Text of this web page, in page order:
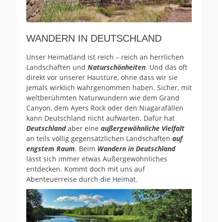
WANDERN IN DEUTSCHLAND
Unser Heimatland ist reich – reich an herrlichen
Landschaften und Naturschönheiten. Und das oft
direkt vor unserer Haustüre, ohne dass wir sie
jemals wirklich wahrgenommen haben. Sicher, mit
weltberühmten Naturwundern wie dem Grand
Canyon, dem Ayers Rock oder den Niagarafällen
kann Deutschland nicht aufwarten. Dafür hat
Deutschlandaber eine außergewöhnliche Vielfalt
an teils völlig gegensätzlichen Landschaften auf
engstem Raum. Beim Wandern in Deutschland
lässt sich immer etwas Außergewöhnliches
entdecken. Kommt doch mit uns auf
Abenteuerreise durch die Heimat.